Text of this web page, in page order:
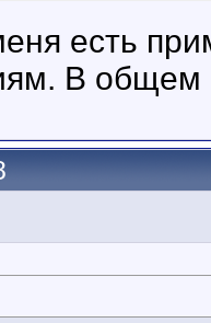
есть
В общем